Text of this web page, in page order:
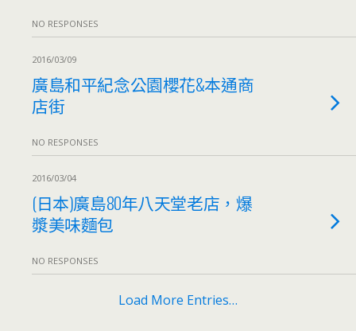
NO RESPONSES
2016/03/09
廣島和平紀念公園櫻花&本通商
店街
NO RESPONSES
2016/03/04
(日本)廣島80年八天堂老店，爆
漿美味麵包
NO RESPONSES
Load More Entries…